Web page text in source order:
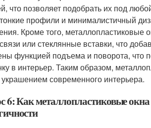
что позволяет подобрать их под
профили и минималистичный
Кроме того, металлопластиковые
или стеклянные вставки, что
функцией подъема и поворота, что
в интерьер. Таким образом,
современного интерьера.
6: Как металлопластиковые